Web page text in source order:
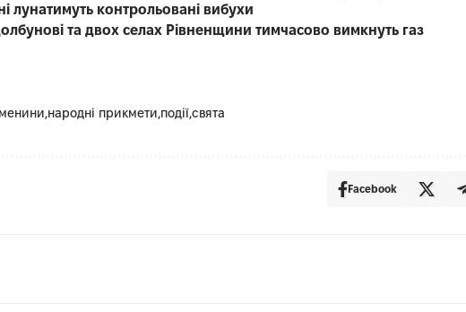
лунатимуть контрольовані вибухи
та двох селах Рівненщини тимчасово вимкнуть газ
народні прикмети подіїсвята
Facebook